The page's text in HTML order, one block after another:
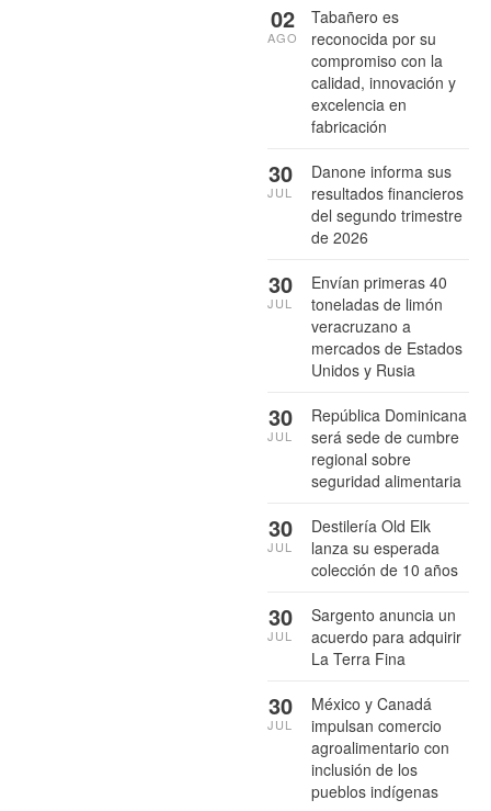
Tabañero es
reconocida por su
compromiso con la
calidad, innovación y
excelencia en
fabricación
02
AGO
Danone informa sus
resultados financieros
del segundo trimestre
de 2026
30
JUL
Envían primeras 40
toneladas de limón
veracruzano a
mercados de Estados
Unidos y Rusia
30
JUL
República Dominicana
será sede de cumbre
regional sobre
seguridad alimentaria
30
JUL
Destilería Old Elk
lanza su esperada
colección de 10 años
30
JUL
Sargento anuncia un
acuerdo para adquirir
La Terra Fina
30
JUL
México y Canadá
impulsan comercio
agroalimentario con
inclusión de los
pueblos indígenas
30
JUL